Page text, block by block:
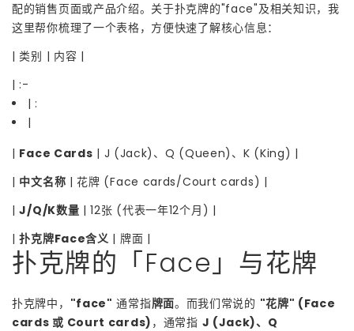
配的销售页面或产品介绍。关于扑克牌的"face"及相关知识，我
这里帮你梳理了一个表格，方便快速了解核心信息：
| 类别 | 内容 |
| :-
| :
|
| Face Cards | J (Jack)、Q (Queen)、K (King) |
| 中文名称 | 花牌 (Face cards/Court cards) |
|J/Q/K数量 | 12张 (代表一年12个月) |
|扑克牌Face含义 | 牌面 |
扑克牌的「Face」与花牌
扑克牌中， "face" 通常指牌面。而我们常说的 "花牌" (Face
cards 或 Court cards) ，通常指 J (Jack)、Q